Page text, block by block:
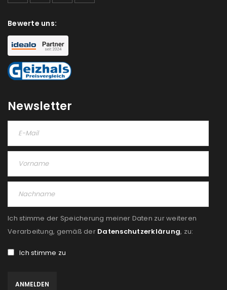
us
Ich stimme zu
Ja, ich möchte ein Kundenkonto eröffnen und
akzeptiere die
Bewerte uns:
Newsletter
Ich stimme der Speicherung meiner Daten zur weiteren
Verarbeitung, gemäß der Datenschutzerklärung, zu:
Ich stimme zu